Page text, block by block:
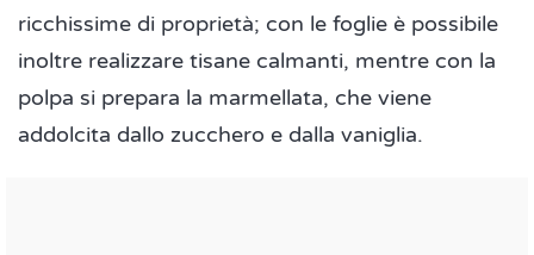
ricchissime di proprietà; con le foglie è possibile
inoltre realizzare tisane calmanti, mentre con la
polpa si prepara la marmellata, che viene
addolcita dallo zucchero e dalla vaniglia.